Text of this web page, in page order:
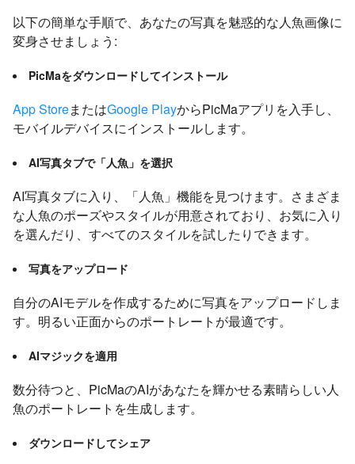
以下の簡単な手順で、あなたの写真を魅惑的な人魚画像に
変身させましょう:
PicMaをダウンロードしてインストール
App StoreまたはGoogle PlayからPicMaアプリを入手し、
モバイルデバイスにインストールします。
AI写真タブで「人魚」を選択
AI写真タブに入り、「人魚」機能を見つけます。さまざま
な人魚のポーズやスタイルが用意されており、お気に入り
を選んだり、すべてのスタイルを試したりできます。
写真をアップロード
自分のAIモデルを作成するために写真をアップロードしま
す。明るい正面からのポートレートが最適です。
AIマジックを適用
数分待つと、PicMaのAIがあなたを輝かせる素晴らしい人
魚のポートレートを生成します。
ダウンロードしてシェア